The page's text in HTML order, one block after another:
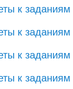
к заданиям
к заданиям
к заданиям
к заданиям